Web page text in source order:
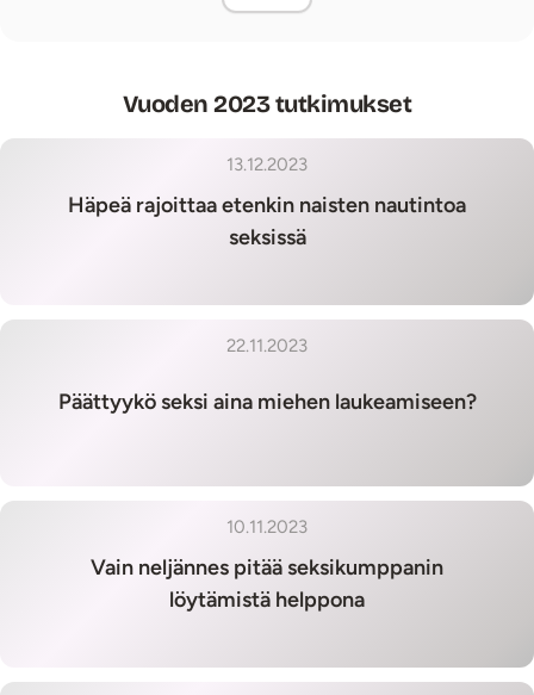
Vuoden 2023 tutkimukset
Häpeä rajoittaa etenkin naisten nautintoa
seksissä
13.12.2023
Päättyykö seksi aina miehen laukeamiseen?
22.11.2023
Vain neljännes pitää seksikumppanin
löytämistä helppona
10.11.2023